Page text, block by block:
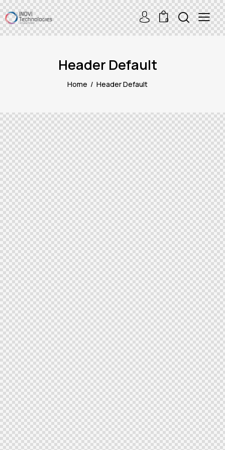
0
Header Default
Home Header Default